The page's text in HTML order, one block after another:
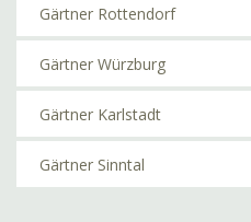
Gärtner Rottendorf
Gärtner Würzburg
Gärtner Karlstadt
Gärtner Sinntal